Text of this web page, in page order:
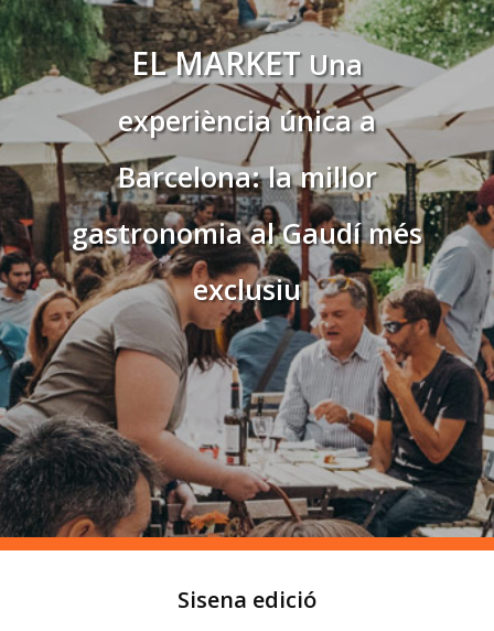
EL MARKET Una
experiència única a
Barcelona: la millor
gastronomia al Gaudí més
exclusiu
Sisena edició